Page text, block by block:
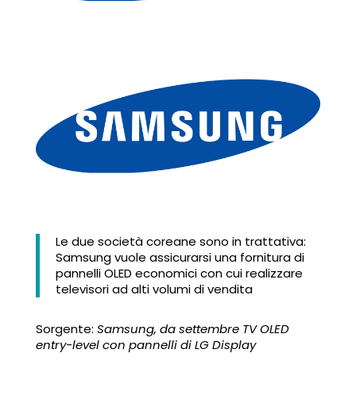
Le due società coreane sono in trattativa:
Samsung vuole assicurarsi una fornitura di
pannelli OLED economici con cui realizzare
televisori ad alti volumi di vendita
Sorgente: Samsung, da settembre TV OLED
entry-level con pannelli di LG Display